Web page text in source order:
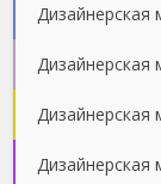
Дизайнерская
Дизайнерская
Дизайнерская
Дизайнерская